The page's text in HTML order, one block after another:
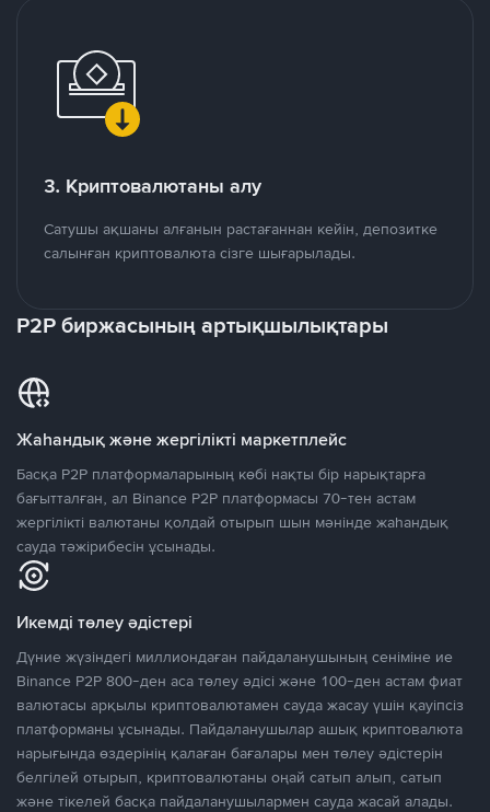
3. Криптовалютаны алу
Сатушы ақшаны алғанын растағаннан кейін, депозитке
салынған криптовалюта сізге шығарылады.
P2P биржасының артықшылықтары
Жаһандық және жергілікті маркетплейс
Басқа P2P платформаларының көбі нақты бір нарықтарға
бағытталған, ал Binance P2P платформасы 70-тен астам
жергілікті валютаны қолдай отырып шын мәнінде жаһандық
сауда тәжірибесін ұсынады.
Икемді төлеу әдістері
Дүние жүзіндегі миллиондаған пайдаланушының сеніміне ие
Binance P2P 800-ден аса төлеу әдісі және 100-ден астам фиат
валютасы арқылы криптовалютамен сауда жасау үшін қауіпсіз
платформаны ұсынады. Пайдаланушылар ашық криптовалюта
нарығында өздерінің қалаған бағалары мен төлеу әдістерін
белгілей отырып, криптовалютаны оңай сатып алып, сатып
және тікелей басқа пайдаланушылармен сауда жасай алады.